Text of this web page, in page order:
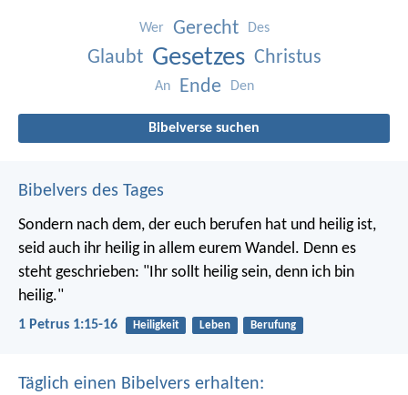
Wer Gerecht Des
Glaubt Gesetzes Christus
An Ende Den
Bibelverse suchen
Bibelvers des Tages
Sondern nach dem, der euch berufen hat und heilig ist,
seid auch ihr heilig in allem eurem Wandel. Denn es
steht geschrieben: "Ihr sollt heilig sein, denn ich bin
heilig."
1 Petrus 1:15-16 Heiligkeit Leben Berufung
Täglich einen Bibelvers erhalten: